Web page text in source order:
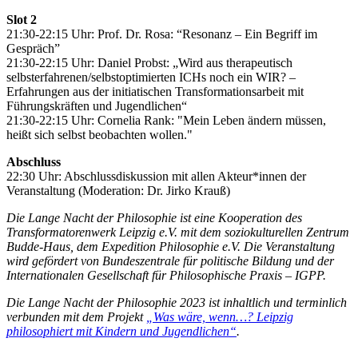
Slot 2
21:30-22:15 Uhr: Prof. Dr. Rosa: “Resonanz – Ein Begriff im
Gespräch”
21:30-22:15 Uhr: Daniel Probst: „Wird aus therapeutisch
selbsterfahrenen/selbstoptimierten ICHs noch ein WIR? –
Erfahrungen aus der initiatischen Transformationsarbeit mit
Führungskräften und Jugendlichen“
21:30-22:15 Uhr: Cornelia Rank: "Mein Leben ändern müssen,
heißt sich selbst beobachten wollen."
Abschluss
22:30 Uhr: Abschlussdiskussion mit allen Akteur*innen der
Veranstaltung (Moderation: Dr. Jirko Krauß)
Die Lange Nacht der Philosophie ist eine Kooperation des
Transformatorenwerk Leipzig e.V. mit dem soziokulturellen Zentrum
Budde-Haus, dem Expedition Philosophie e.V. Die Veranstaltung
wird gefördert von Bundeszentrale für politische Bildung und der
Internationalen Gesellschaft für Philosophische Praxis – IGPP.
Die Lange Nacht der Philosophie 2023 ist inhaltlich und terminlich
verbunden mit dem Projekt
„Was wäre, wenn…? Leipzig
philosophiert mit Kindern und Jugendlichen“.